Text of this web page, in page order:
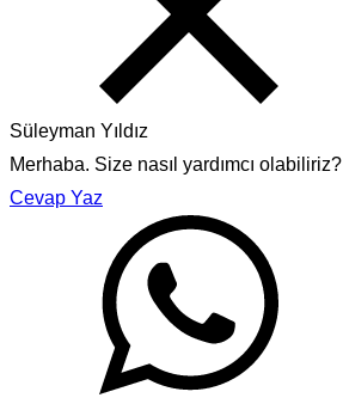
Süleyman Yıldız
Merhaba. Size nasıl yardımcı olabiliriz?
Cevap Yaz